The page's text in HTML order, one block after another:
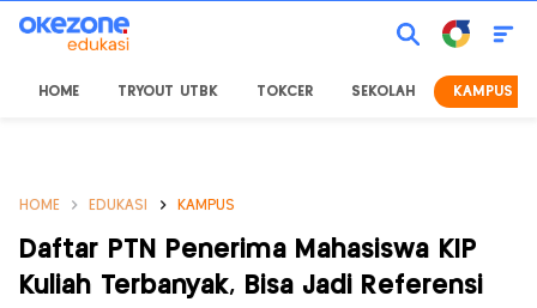
HOME TRYOUT UTBK TOKCER SEKOLAH KAMPUS
HOME EDUKASI KAMPUS
Daftar PTN Penerima Mahasiswa KIP
Kuliah Terbanyak, Bisa Jadi Referensi